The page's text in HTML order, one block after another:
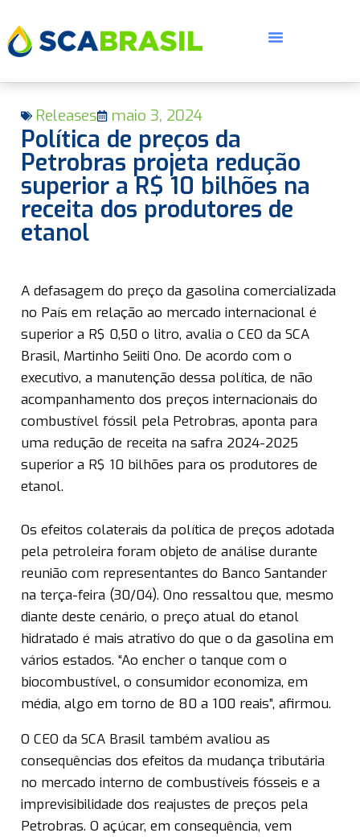
Releases maio 3, 2024
Política de preços da
Petrobras projeta redução
superior a R$ 10 bilhões na
receita dos produtores de
etanol
A defasagem do preço da gasolina comercializada
no País em relação ao mercado internacional é
superior a R$ 0,50 o litro, avalia o CEO da SCA
Brasil, Martinho Seiiti Ono. De acordo com o
executivo, a manutenção dessa política, de não
acompanhamento dos preços internacionais do
combustível fóssil pela Petrobras, aponta para
uma redução de receita na safra 2024-2025
superior a R$ 10 bilhões para os produtores de
etanol.
Os efeitos colaterais da política de preços adotada
pela petroleira foram objeto de análise durante
reunião com representantes do Banco Santander
na terça-feira (30/04). Ono ressaltou que, mesmo
diante deste cenário, o preço atual do etanol
hidratado é mais atrativo do que o da gasolina em
vários estados. “Ao encher o tanque com o
biocombustível, o consumidor economiza, em
média, algo em torno de 80 a 100 reais”, afirmou.
O CEO da SCA Brasil também avaliou as
consequências dos efeitos da mudança tributária
no mercado interno de combustíveis fósseis e a
imprevisibilidade dos reajustes de preços pela
Petrobras. O açúcar, em consequência, vem